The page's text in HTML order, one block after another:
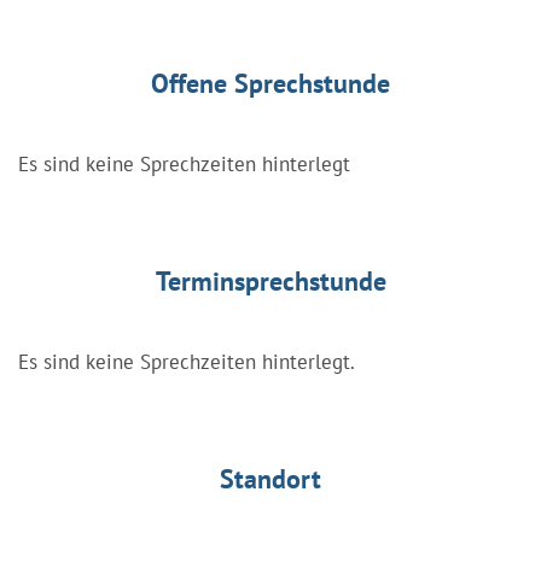
Offene Sprechstunde
Es sind keine Sprechzeiten hinterlegt
Terminsprechstunde
Es sind keine Sprechzeiten hinterlegt.
Standort